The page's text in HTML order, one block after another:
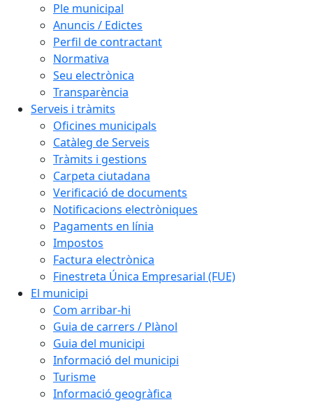
Ple municipal
Anuncis / Edictes
Perfil de contractant
Normativa
Seu electrònica
Transparència
Serveis i tràmits
Oficines municipals
Catàleg de Serveis
Tràmits i gestions
Carpeta ciutadana
Verificació de documents
Notificacions electròniques
Pagaments en línia
Impostos
Factura electrònica
Finestreta Única Empresarial (FUE)
El municipi
Com arribar-hi
Guia de carrers / Plànol
Guia del municipi
Informació del municipi
Turisme
Informació geogràfica